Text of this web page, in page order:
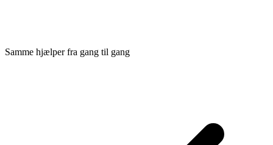
Samme hjælper fra gang til gang